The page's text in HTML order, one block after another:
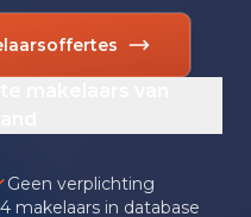
Geen verplichting
makelaars in database